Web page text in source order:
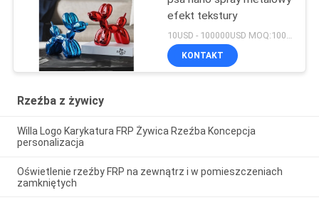
efekt tekstury
KONTAKT
Rzeźba z żywicy
Willa Logo Karykatura FRP Żywica Rzeźba Koncepcja
personalizacja
Oświetlenie rzeźby FRP na zewnątrz i w pomieszczeniach
zamkniętych